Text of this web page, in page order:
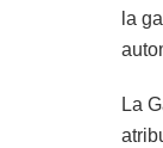
la
La